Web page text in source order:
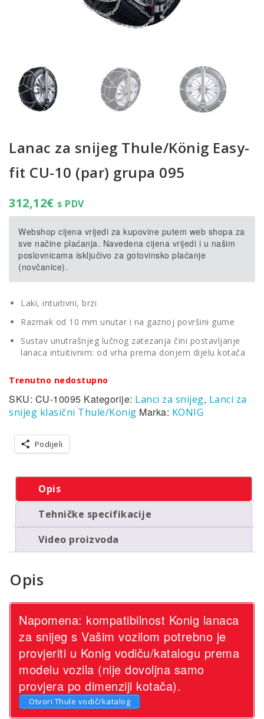
Lanac za snijeg Thule/König Easy-
fit CU-10 (par) grupa 095
312,12€ s PDV
Webshop cijena vrijedi za kupovine putem web shopa za
sve načine plaćanja. Navedena cijena vrijedi i u našim
poslovnicama isključivo za gotovinsko plaćanje
(novčanice).
Laki, intuitivni, brzi
Razmak od 10 mm unutar i na gaznoj površini gume
Sustav unutrašnjeg lučnog zatezanja čini postavljanje
lanaca intuitivnim: od vrha prema donjem dijelu kotača
Trenutno nedostupno
SKU: CU-10095 Kategorije: Lanci za snijeg, Lanci za
snijeg klasični Thule/Konig Marka: KONIG
Podijeli
Opis
Tehničke specifikacije
Video proizvoda
Opis
Napomena: kompatibilnost Konig lanaca
za snijeg s Vašim vozilom potrebno je
provjeriti u Konig vodiču/katalogu prema
modelu vozila (nije dovoljna samo
provjera po dimenziji kotača).
Otvori Thule vodič/katalog